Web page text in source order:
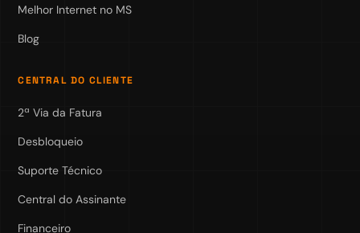
Melhor Internet no MS
Blog
CENTRAL DO CLIENTE
2ª Via da Fatura
Desbloqueio
Suporte Técnico
Central do Assinante
Financeiro